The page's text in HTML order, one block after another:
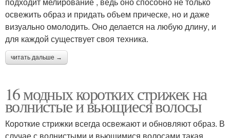
освежить образ и придать объем прическе, но и даже
визуально омолодить. Оно делается на любую длину, и
для каждой существует своя техника.
читать дальше →
16 модных коротких стрижек на
волнистые и вьющиеся волосы
Короткие стрижки всегда освежают и обновляют образ. В